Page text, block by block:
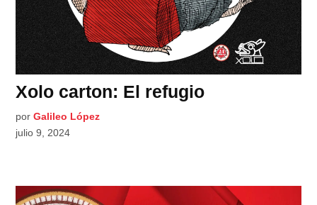
Xolo carton: El refugio
por Galileo López
julio 9, 2024